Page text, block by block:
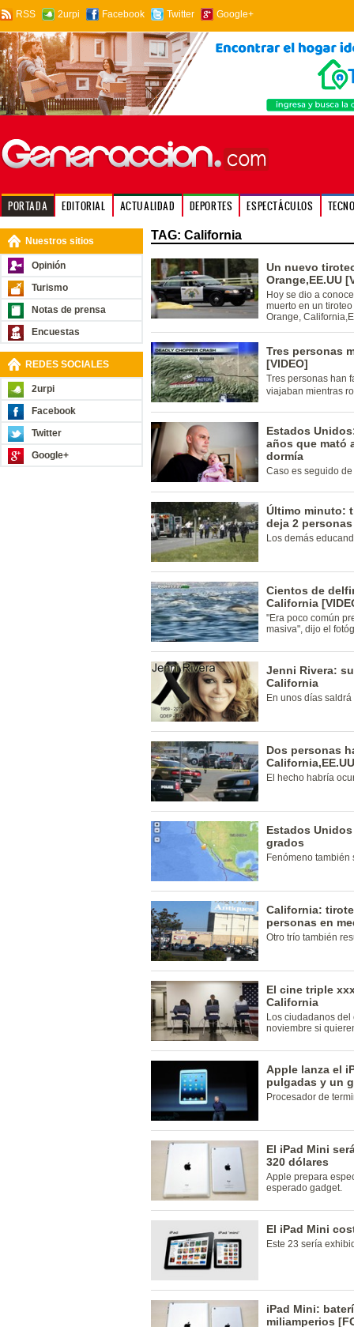
RSS 2urpi Facebook Twitter Google+
PORTADA EDITORIAL ACTUALIDAD DEPORTES ESPECTÁCULOS
Nuestros sitios
Opinión
Turismo
Notas de prensa
Encuestas
REDES SOCIALES
2urpi
Facebook
Twitter
Google+
TAG: California
Un nuevo
Orange,EE.UU
Hoy se dio a
muerto en un
Orange,
Tres personas
[VIDEO]
Tres personas han
viajaban mientras
Estados
años que mató
dormía
Caso es seguido
Último minuto:
deja 2
Los demás
Cientos de
California
"Era poco común
masiva", dijo el
Jenni Rivera:
California
En unos días
Dos personas
California,EE.UU
El hecho habría
Estados
grados
Fenómeno también
California:
personas en
Otro trío también
El cine triple
California
Los ciudadanos
noviembre si
Apple lanza el
pulgadas y un
Procesador de
El iPad Mini
320 dólares
Apple prepara
esperado gadget.
El iPad Mini
Este 23 sería
iPad Mini:
miliamperios